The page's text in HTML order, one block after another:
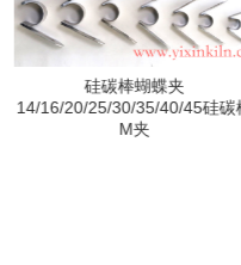
铝丝编织带/铝接地线/铝连接带